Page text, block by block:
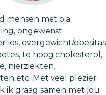
mensen met o.a.
ongewenst
overgewicht/obesitas
te hoog cholesterol,
nierziekten,
etc. Met veel plezier
ik graag samen met jou